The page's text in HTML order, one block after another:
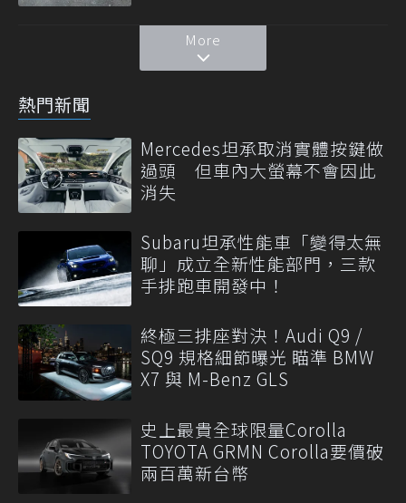
More
熱門新聞
Mercedes坦承取消實體按鍵做
過頭 但車內大螢幕不會因此
消失
Subaru坦承性能車「變得太無
聊」成立全新性能部門，三款
手排跑車開發中！
終極三排座對決！Audi Q9 /
SQ9 規格細節曝光 瞄準 BMW
X7 與 M-Benz GLS
史上最貴全球限量Corolla
TOYOTA GRMN Corolla要價破
兩百萬新台幣